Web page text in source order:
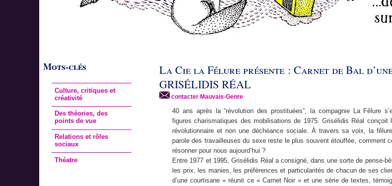
Mots-clés
Culture, critiques et
créativité
Des théories, des
points de vue
Relations et rôles
sociaux
Théatre
La Cie la Félure présente : Carnet de Bal
GRISÉLIDIS RÉAL
contacter Mauvais-Genre
40 ans après la “révolution des prostituées”, la compagnie La Fêlure
figures charismatiques des mobilisations de 1975. Grisélidis Réal
révolutionnaire et non une déchéance sociale. À travers sa voix, la
parole des travailleuses du sexe reste le plus souvent étouffée, comment
résonner pour nous aujourd’hui ?
Entre 1977 et 1995, Grisélidis Réal a consigné, dans une sorte de pense-
les prix, les manies, les préférences et particularités de chacun de ses
d’une courtisane » réunit ce « Carnet Noir » et une série de textes,